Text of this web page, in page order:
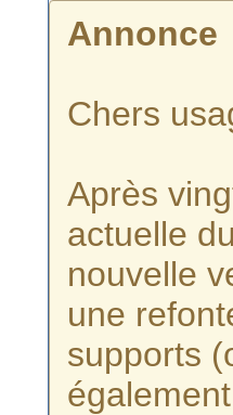
Annonce
Chers
Après
actuelle
nouvelle
une
supports